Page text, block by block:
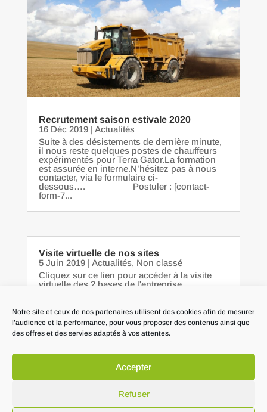
Notre site et ceux de nos partenaires utilisent des cookies afin de mesurer
l’audience et la performance, pour vous proposer des contenus ainsi que
des offres et des servies adaptés à vos attentes.
Accepter
Refuser
Recrutement saison estivale 2020
16 Déc 2019| Actualités
Suite à des désistements de dernière minute,
il nous reste quelques postes de chauffeurs
expérimentés pour Terra Gator.La formation
est assurée en interne.N’hésitez pas à nous
contacter, via le formulaire ci-
dessous…. Postuler : [contact-
form-7...
Visite virtuelle de nos sites
5 Juin 2019| Actualités, Non classé
Cliquez sur ce lien pour accéder à la visite
virtuelle des 2 bases de l'entreprise
Mentions Légales
Politique de confidentialité et gestion des cookies
Actualité épandage